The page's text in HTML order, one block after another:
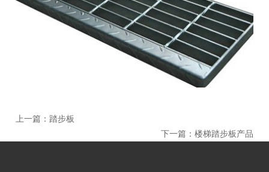
上一篇： 踏步板
下一篇： 楼梯踏步板产品